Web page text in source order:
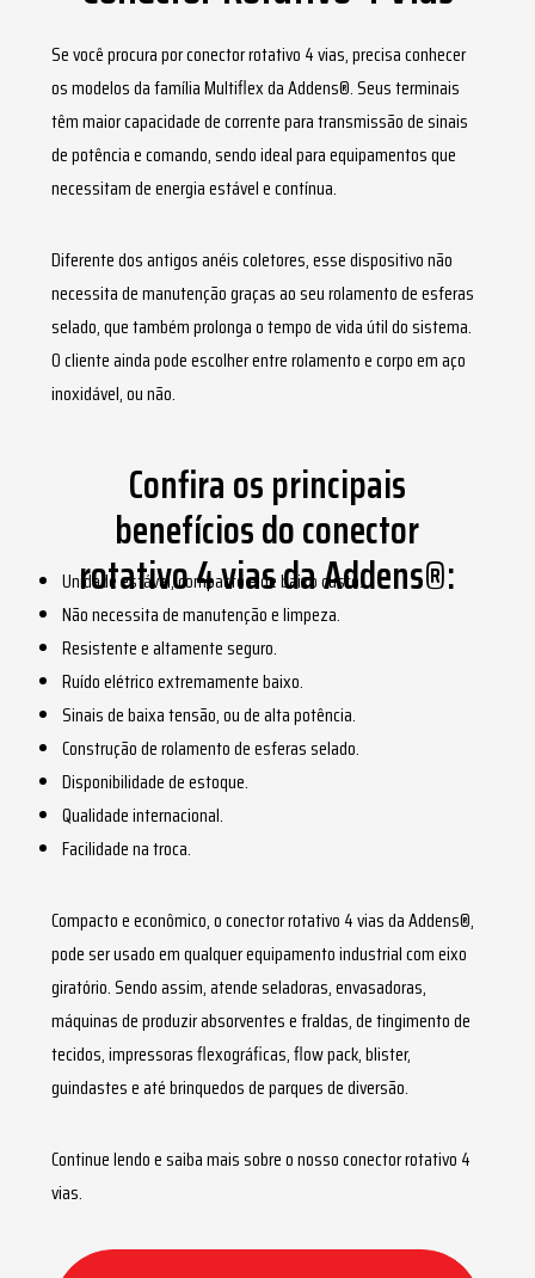
PARCEIROS
Se você procura porconector rotativo 4 vias, precisa conhecer
os modelos da família Multiflex da Addens®. Seus terminais
têm maior capacidade de corrente para transmissão de sinais
de potência e comando, sendo ideal para equipamentos que
necessitam de energia estável e contínua.
Diferente dos antigos anéis coletores, esse dispositivo não
necessita de manutenção graças ao seu rolamento de esferas
selado, que também prolonga o tempo de vida útil do sistema.
O cliente ainda pode escolher entre rolamento e corpo em aço
inoxidável, ou não.
Confira os principais
benefícios do conector
rotativo 4 vias da Addens®:
Unidade estável, compacto e de baixo custo.
Não necessita de manutenção e limpeza.
Resistente e altamente seguro.
Ruído elétrico extremamente baixo.
Sinais de baixa tensão, ou de alta potência.
Construção de rolamento de esferas selado.
Disponibilidade de estoque.
Qualidade internacional.
Facilidade na troca.
Compacto e econômico, oconector rotativo 4 viasda Addens®,
pode ser usado em qualquer equipamento industrial com eixo
giratório. Sendo assim, atende seladoras, envasadoras,
máquinas de produzir absorventes e fraldas, de tingimento de
tecidos, impressoras flexográficas, flow pack, blister,
guindastes e até brinquedos de parques de diversão.
Continue lendo e saiba mais sobre o nossoconector rotativo 4
vias.